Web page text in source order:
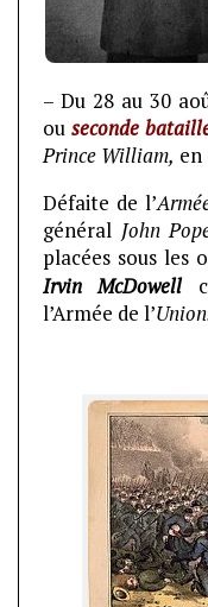
– Du 28 au 30
ou seconde
Prince William, en
Défaite de l’
général John
placées sous les
Irvin McDowell
l’Armée de l’